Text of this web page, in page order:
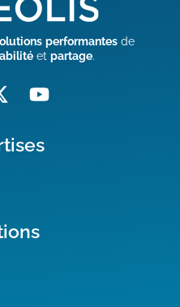
performantesde
et partage.